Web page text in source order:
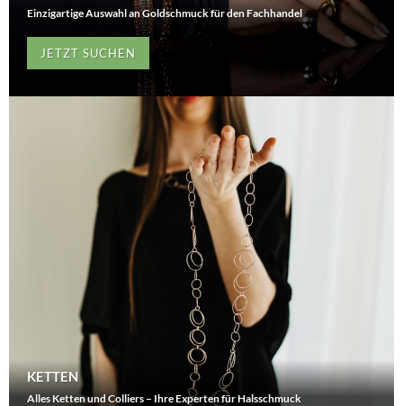
Einzigartige Auswahl an Goldschmuck für den Fachhandel
JETZT SUCHEN
KETTEN
Alles Ketten und Colliers – Ihre Experten für Halsschmuck